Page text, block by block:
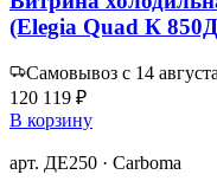
(Elegia Quad К
Самовывоз с 14 августа
120 119 ₽
В корзину
арт. ДЕ250 · Carboma